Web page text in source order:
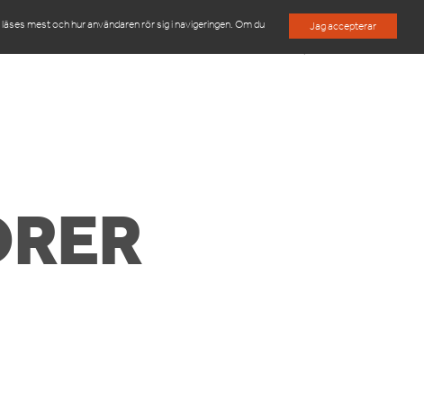
Jag accepterar
mest och hur användaren rör sig i navigeringen. Om du